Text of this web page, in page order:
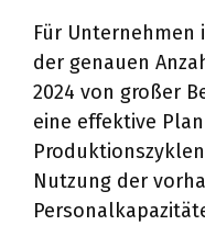
Für Unternehmen
der genauen
2024 von großer
eine effektive
Nutzung der